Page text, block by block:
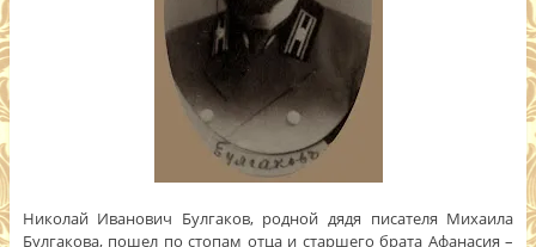
Николай Иванович Булгаков, родной дядя писателя Михаила
Булгакова, пошел по стопам отца и старшего брата Афанасия –